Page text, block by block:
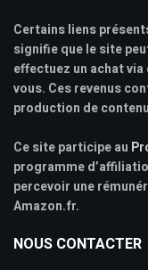
Certains liens
signifie que le site
effectuez un achat
vous. Ces revenus
production de
Ce site participe au
programme
percevoir une
Amazon.fr.
NOUS CONTACTER